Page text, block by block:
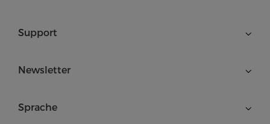
Support
Newsletter
Sprache